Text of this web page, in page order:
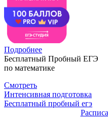
Подробнее
Бесплатный Пробный ЕГЭ
по математике
Смотреть
Интенсивная подготовка
Бесплатный пробный егэ